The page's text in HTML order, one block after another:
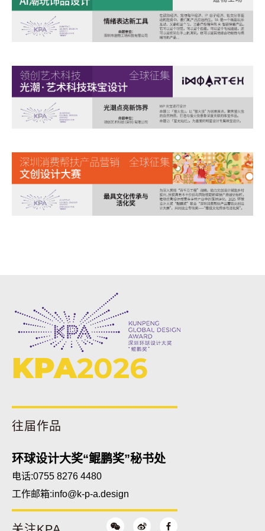
KPA2026
往届作品
环球设计大奖“鲲鹏奖”秘书处
电话:0755 8276 4480
工作邮箱:info@k-p-a.design